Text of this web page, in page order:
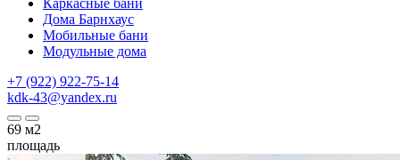
Каркасные бани
Дома Барнхаус
Мобильные бани
Модульные дома
+7 (922) 922-75-14
kdk-43@yandex.ru
69 м2
площадь